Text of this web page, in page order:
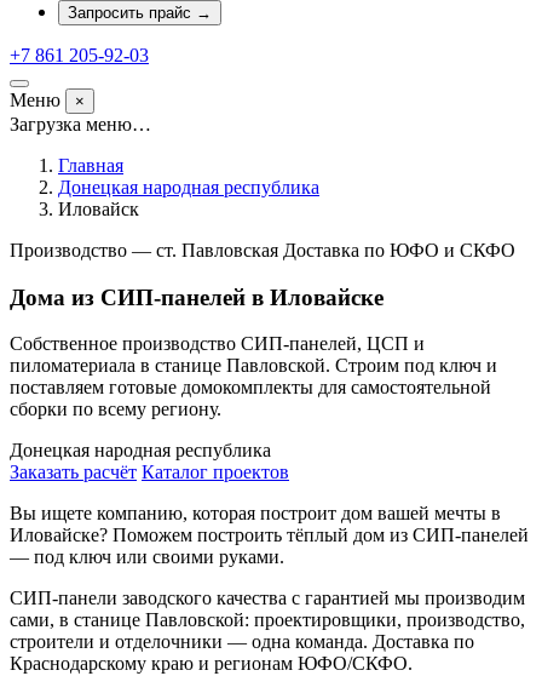
Запросить прайс →
+7 861 205-92-03
Меню ×
Загрузка меню…
Главная
Донецкая народная республика
Иловайск
Производство — ст. Павловская Доставка по ЮФО и СКФО
Дома из СИП-панелей в Иловайске
Собственное производство СИП-панелей, ЦСП и
пиломатериала в станице Павловской. Строим под ключ и
поставляем готовые домокомплекты для самостоятельной
сборки по всему региону.
Донецкая народная республика
Заказать расчёт Каталог проектов
Вы ищете компанию, которая построит дом вашей мечты в
Иловайске? Поможем построить тёплый дом из СИП-панелей
— под ключ или своими руками.
СИП-панели заводского качества с гарантией мы производим
сами, в станице Павловской: проектировщики, производство,
строители и отделочники — одна команда. Доставка по
Краснодарскому краю и регионам ЮФО/СКФО.